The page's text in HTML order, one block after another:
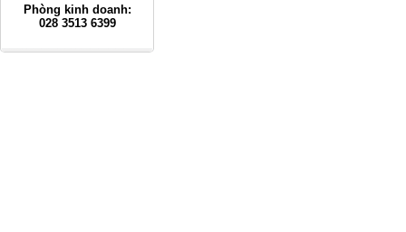
Phòng kinh doanh:
028 3513 6399